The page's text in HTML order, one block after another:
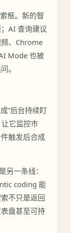
框。新的智
AI 查询建议
、Chrome
Mode 也被
。
”后台持续盯
它监控市
触发后合成
一条线：
coding 能
不只是返回
盘甚至可持